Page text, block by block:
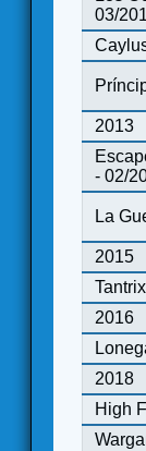
03/
2013
- 02/
La
2015
2016
2018
High